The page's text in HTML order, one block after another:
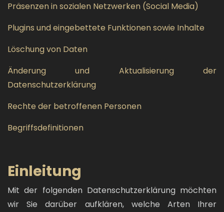
Präsenzen in sozialen Netzwerken (Social Media)
Plugins und eingebettete Funktionen sowie Inhalte
Löschung von Daten
Änderung und Aktualisierung der
Datenschutzerklärung
Rechte der betroffenen Personen
Begriffsdefinitionen
Einleitung
Mit der folgenden Datenschutzerklärung möchten
wir Sie darüber aufklären, welche Arten Ihrer